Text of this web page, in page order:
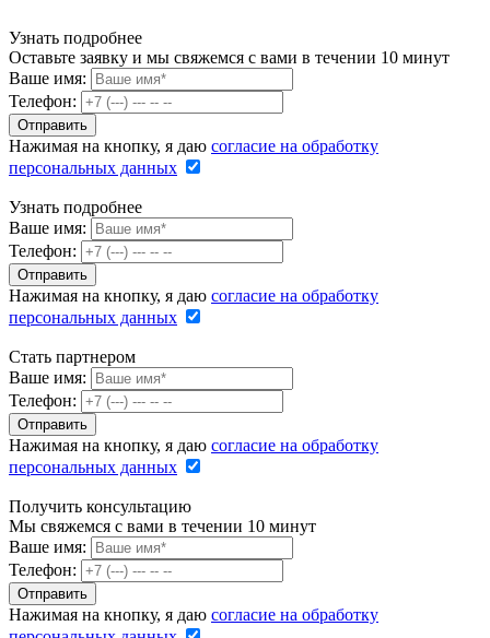
Узнать подробнее
Оставьте заявку и мы свяжемся с вами в течении 10 минут
Ваше имя:
Телефон:
Нажимая на кнопку, я даю согласие на обработку
персональных данных
Узнать подробнее
Ваше имя:
Телефон:
Нажимая на кнопку, я даю согласие на обработку
персональных данных
Стать партнером
Ваше имя:
Телефон:
Нажимая на кнопку, я даю согласие на обработку
персональных данных
Получить консультацию
Мы свяжемся с вами в течении 10 минут
Ваше имя:
Телефон:
Нажимая на кнопку, я даю согласие на обработку